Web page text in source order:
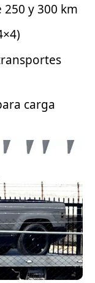
y 300 km
)
carga